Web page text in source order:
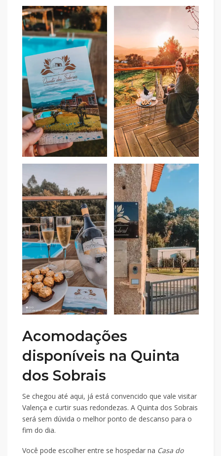
Acomodações
disponíveis na Quinta
dos Sobrais
Se chegou até aqui, já está convencido que vale visitar
Valença e curtir suas redondezas. A Quinta dos Sobrais
será sem dúvida o melhor ponto de descanso para o
fim do dia.
Você pode escolher entre se hospedar na Casa do